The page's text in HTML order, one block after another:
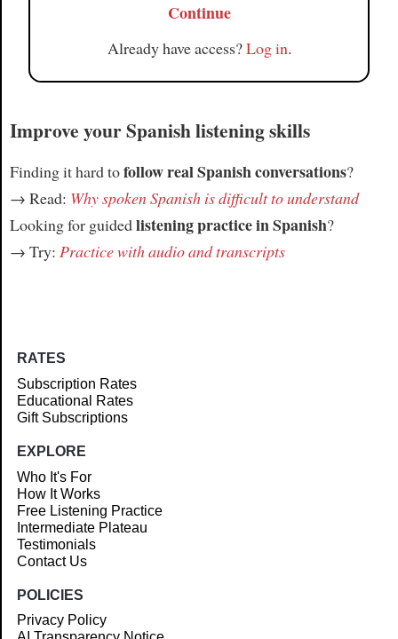
Continue
Already have access?Log in.
Improve your Spanish listening skills
Finding it hard tofollow real Spanish conversations?
→ Read: Why spoken Spanish is difficult to understand
Looking for guidedlistening practice in Spanish?
→ Try: Practice with audio and transcripts
RATES
Subscription Rates
Educational Rates
Gift Subscriptions
EXPLORE
Who It's For
How It Works
Free Listening Practice
Intermediate Plateau
Testimonials
Contact Us
POLICIES
Privacy Policy